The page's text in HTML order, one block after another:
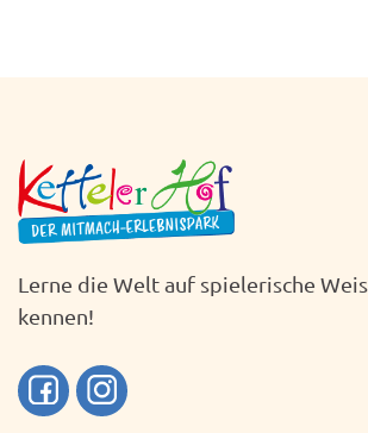
Lerne die Welt auf spielerische
kennen!